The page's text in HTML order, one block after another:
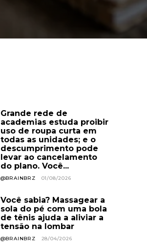
Grande rede de
academias estuda proibir
uso de roupa curta em
todas as unidades; e o
descumprimento pode
levar ao cancelamento
do plano. Você...
@BRAINBRZ 01/08/2026
Você sabia? Massagear a
sola do pé com uma bola
de tênis ajuda a aliviar a
tensão na lombar
@BRAINBRZ 28/04/2026